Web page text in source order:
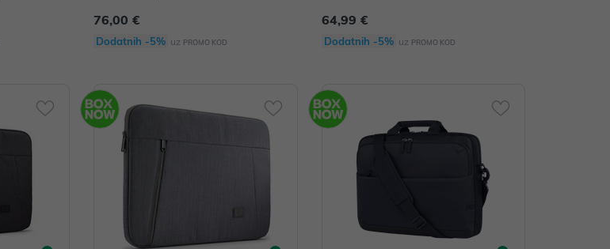
76,00 €
Dodatnih -5% uz PROMO KOD
64,99 €
Dodatnih -5% uz PROMO KOD